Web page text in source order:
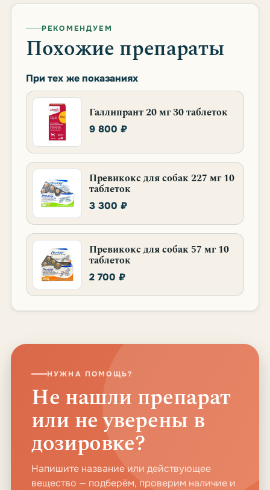
РЕКОМЕНДУЕМ
Похожие препараты
При тех же показаниях
Галлипрант 20 мг 30 таблеток
9 800 ₽
Превикокс для собак 227 мг 10
таблеток
3 300 ₽
Превикокс для собак 57 мг 10
таблеток
2 700 ₽
НУЖНА ПОМОЩЬ?
Не нашли препарат
или не уверены в
дозировке?
Напишите название или действующее
вещество — подберём, проверим наличие и